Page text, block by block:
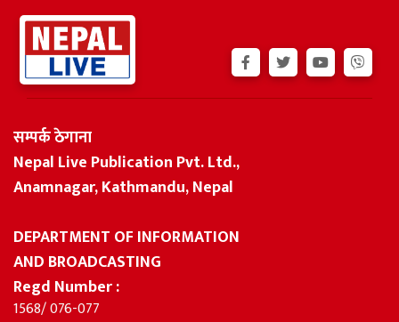
सम्पर्क ठेगाना
Nepal Live Publication Pvt. Ltd.,
Anamnagar, Kathmandu, Nepal
DEPARTMENT OF INFORMATION
AND BROADCASTING
Regd Number :
1568/ 076-077